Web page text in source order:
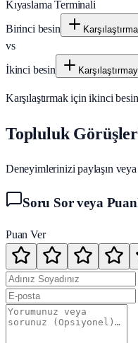
Kıyaslama Terminali
Birinci besin
vs
İkinci besin
Karşılaştırmak için ikinci
Topluluk
Deneyimlerinizi paylaşın veya
Soru Sor veya
Puan Ver